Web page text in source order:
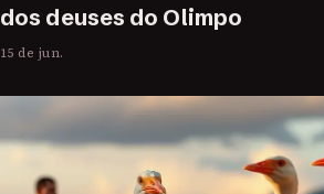
dos deuses do Olimpo
15 de jun.